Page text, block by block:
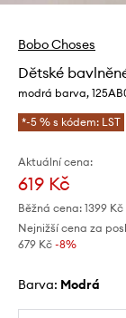
Bobo Choses
Dětské
modrá barva,
*-5 % s kódem: LST
Aktuální cena:
619 Kč
Běžná cena: 1399 Kč
Nejnižší cena za
679 Kč -8%
Barva: modrá